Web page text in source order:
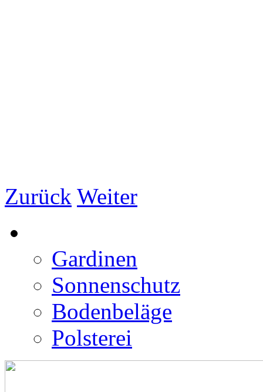
Zurück Weiter
Gardinen
Sonnenschutz
Bodenbeläge
Polsterei